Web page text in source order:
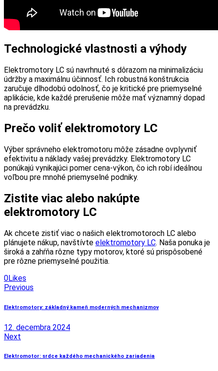
Technologické vlastnosti a výhody
Elektromotory LC sú navrhnuté s dôrazom na minimalizáciu
údržby a maximálnu účinnosť. Ich robustná konštrukcia
zaručuje dlhodobú odolnosť, čo je kritické pre priemyselné
aplikácie, kde každé prerušenie môže mať významný dopad
na prevádzku.
Prečo voliť elektromotory LC
Výber správneho elektromotoru môže zásadne ovplyvniť
efektivitu a náklady vašej prevádzky. Elektromotory LC
ponúkajú vynikajúci pomer cena-výkon, čo ich robí ideálnou
voľbou pre mnohé priemyselné podniky.
Zistite viac alebo nakúpte
elektromotory LC
Ak chcete zistiť viac o našich elektromotoroch LC alebo
plánujete nákup, navštívte elektromotory LC. Naša ponuka je
široká a zahŕňa rôzne typy motorov, ktoré sú prispôsobené
pre rôzne priemyselné použitia.
0Likes
Navigácia
v
Previous
Elektromotory: základný kameň moderných mechanizmov
12. decembra 2024
Next
Elektromotor: srdce každého mechanického zariadenia